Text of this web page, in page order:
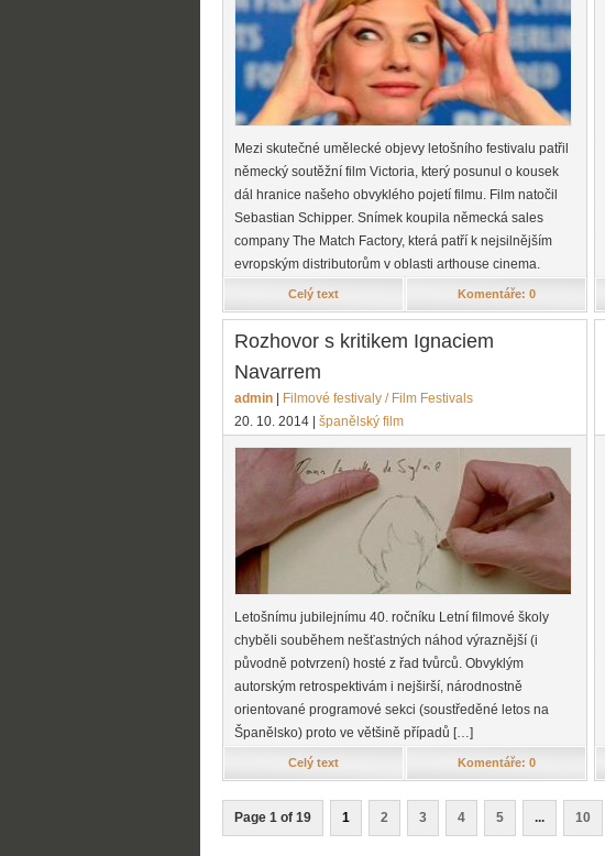
Mezi skutečné umělecké objevy letošního festivalu patřil
německý soutěžní film Victoria, který posunul o kousek
dál hranice našeho obvyklého pojetí filmu. Film natočil
Sebastian Schipper. Snímek koupila německá sales
company The Match Factory, která patří k nejsilnějším
evropským distributorům v oblasti arthouse cinema.
Celý text Komentáře: 0
Rozhovor s kritikem Ignaciem
Navarrem
admin
Filmové festivaly / Film Festivals
20. 10. 2014
španělský film
Letošnímu jubilejnímu 40. ročníku Letní filmové školy
chyběli souběhem nešťastných náhod výraznější (i
původně potvrzení) hosté z řad tvůrců. Obvyklým
autorským retrospektivám i nejširší, národnostně
orientované programové sekci (soustředěné letos na
Španělsko) proto ve většině případů […]
Celý text Komentáře: 0
Page 1 of 19 1 2 3 4 5 ... 10